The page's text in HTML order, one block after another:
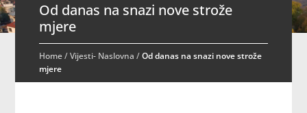
Od danas na snazi nove strože
mjere
Home/Vijesti- Naslovna /Od danas na snazi nove strože
mjere